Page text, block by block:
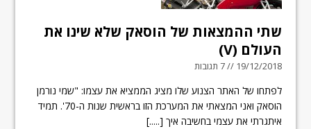
שתי ההמצאות של הוסאק שלא שינו את
העולם (V)
19/12/2018 // 7 תגובות
לפתחו של האתר הצנוע שלו מציג הממציא את עצמו: "שמי נורמן
הוסאק ואני המצאתי את המערכת הזו בראשית שנות ה-70'. תמיד
איתגרתי את עצמי בחשיבה איך [.....]